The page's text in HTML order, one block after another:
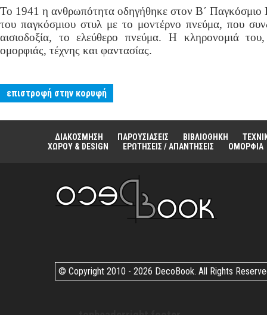
Το 1941 η ανθρωπότητα οδηγήθηκε στον Β΄ Παγκόσμιο
του παγκόσμιου στυλ με το μοντέρνο πνεύμα, που
αισιοδοξία, το ελεύθερο πνεύμα. Η κληρονομιά
ομορφιάς, τέχνης και φαντασίας.
επιστροφή στην κορυφή
ΔΙΑΚΟΣΜΗΣΗ ΠΑΡΟΥΣΙΑΣΕΙΣ ΒΙΒΛΙΟΘΗΚΗ
ΧΩΡΟΥ & DESIGN
ΕΡΩΤΗΣΕΙΣ / ΑΠΑΝΤΗΣΕΙΣ ΟΜΟΡΦΙΑ
© Copyright 2010 - 2026 DecoBook. All Rights